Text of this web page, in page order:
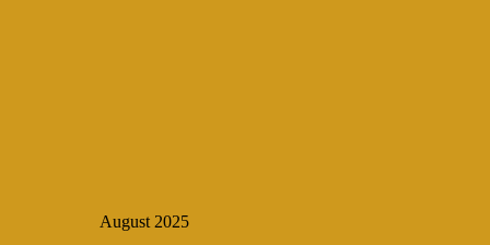
August 2025